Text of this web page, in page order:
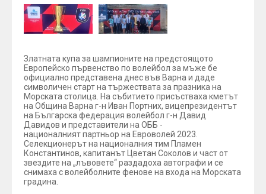
Златната купа за шампионите на предстоящото
Европейско първенство по волейбол за мъже бе
официално представена днес във Варна и даде
символичен старт на тържествата за празника на
Морската столица. На събитието присъстваха кметът
на Община Варна г-н Иван Портних, вицепрезидентът
на Българска федерация волейбол г-н Давид
Давидов и представители на ОББ -
националният партньор на Евроволей 2023.
Селекционерът на националния тим Пламен
Константинов, капитанът Цветан Соколов и част от
звездите на „лъвовете“ раздадоха автографи и се
снимаха с волейболните фенове на входа на Морската
градина.